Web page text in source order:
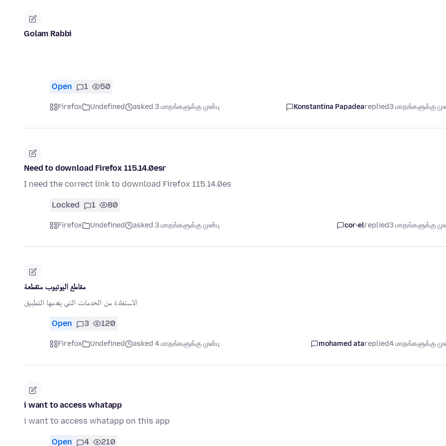
Golam Rabbi
Open 1 50
Firefox Undefined asked 3 மாதங்களுக்கு முன்பு Konstantina Papadeareplied3 மாதங்களுக்கு
Need to download Firefox 115.14.0esr
I need the correct link to download Firefox 115.14.0es
Locked 1 80
Firefox Undefined asked 3 மாதங்களுக்கு முன்பு cor-elreplied3 மாதங்களுக்கு
مقاطع اليوتيوب متقطعة
الاستفادة من الخدمات التي يقدمها التطبيق
Open 3 120
Firefox Undefined asked 4 மாதங்களுக்கு முன்பு mohamed atareplied4 மாதங்களுக்கு
i want to access whatapp
i want to access whatapp on this app
Open 4 210